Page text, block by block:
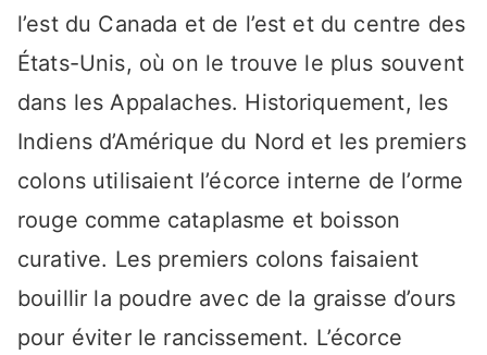
l’est du Canada et de l’est et du centre des
États-Unis, où on le trouve le plus souvent
dans les Appalaches. Historiquement, les
Indiens d’Amérique du Nord et les premiers
colons utilisaient l’écorce interne de l’orme
rouge comme cataplasme et boisson
curative. Les premiers colons faisaient
bouillir la poudre avec de la graisse d’ours
pour éviter le rancissement. L’écorce